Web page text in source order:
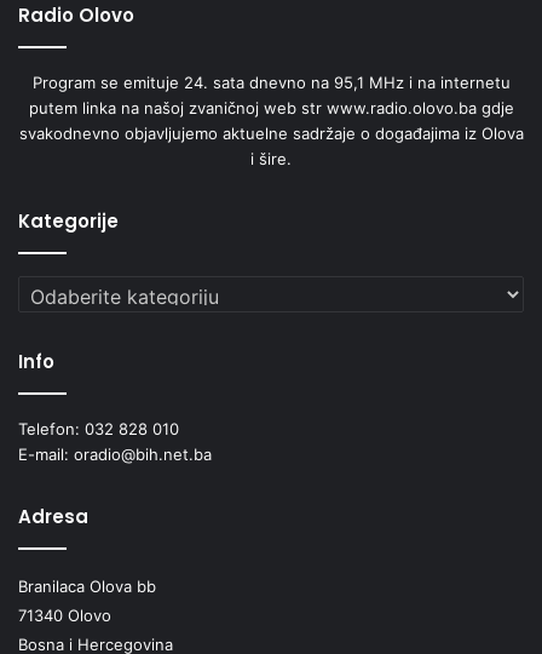
Radio Olovo
Program se emituje 24. sata dnevno na 95,1 MHz i na internetu
putem linka na našoj zvaničnoj web str www.radio.olovo.ba gdje
svakodnevno objavljujemo aktuelne sadržaje o događajima iz Olova
i šire.
Kategorije
Kategorije
Info
Telefon: 032 828 010
E-mail: oradio@bih.net.ba
Adresa
Branilaca Olova bb
71340 Olovo
Bosna i Hercegovina